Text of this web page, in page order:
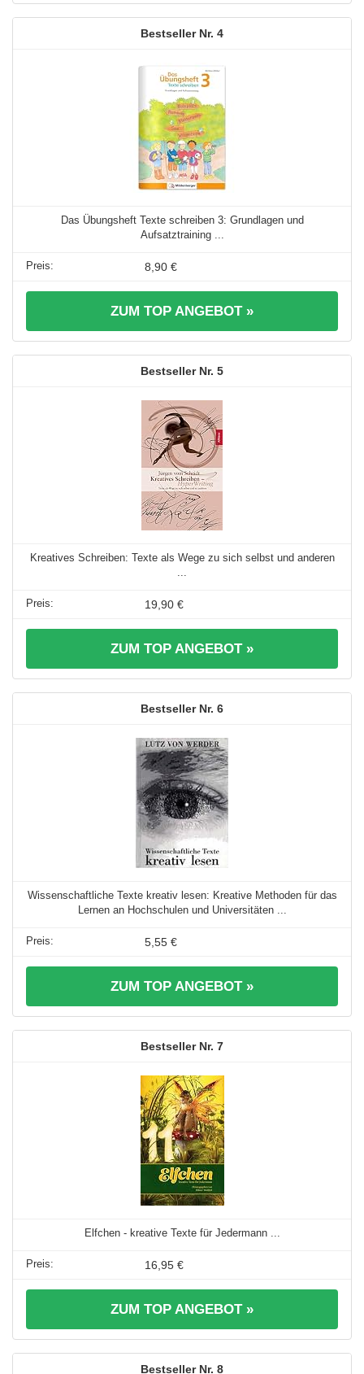
4
Das Übungsheft Texte schreiben 3: Grundlagen und
Aufsatztraining ...
8,90 €
ZUM TOP ANGEBOT »
5
Kreatives Schreiben: Texte als Wege zu sich selbst und anderen
19,90 €
ZUM TOP ANGEBOT »
6
Wissenschaftliche Texte kreativ lesen: Kreative Methoden für das
Lernen an Hochschulen und Universitäten ...
5,55 €
ZUM TOP ANGEBOT »
7
Elfchen - kreative Texte für Jedermann ...
16,95 €
ZUM TOP ANGEBOT »
8